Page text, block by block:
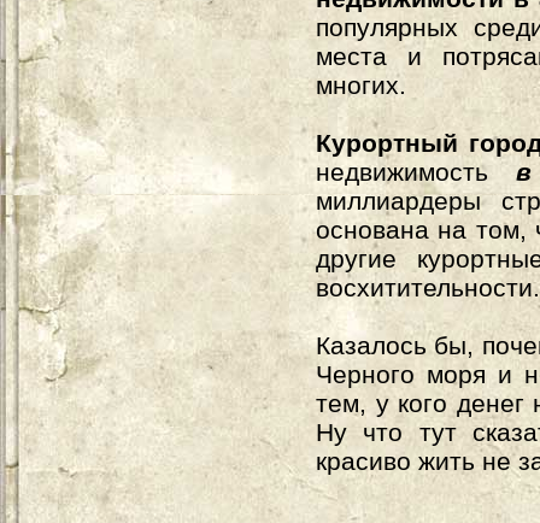
популярных
места и
многих.
Курортный
недвижимость
миллиардеры
основана на том,
другие
Казалось бы,
Черного моря и
тем, у кого
Ну что тут
красиво жить не